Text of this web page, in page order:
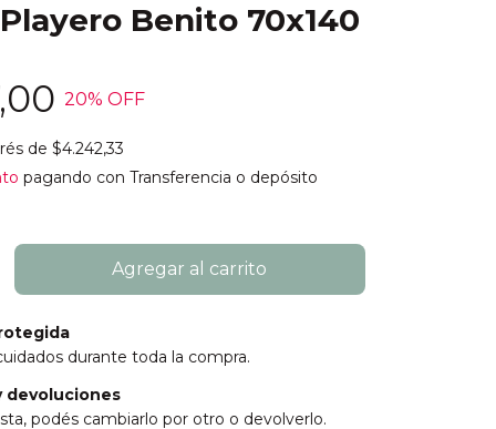
Benito 70x140
20% OFF
de $4.242,33
pagando con Transferencia o depósito
durante toda la compra.
devoluciones
podés cambiarlo por otro o devolverlo.